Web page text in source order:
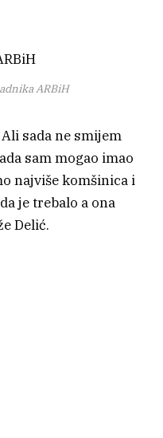
ARBiH
sada ne smijem
sam mogao imao
najviše komšinica i
je trebalo a ona
Delić.